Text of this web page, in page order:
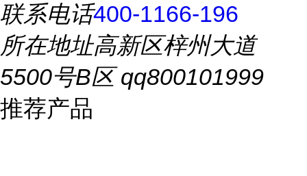
联系电话400-1166-196
所在地址高新区梓州大道
5500号B区 qq800101999
推荐产品